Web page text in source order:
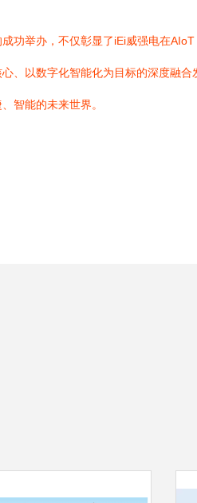
功举办，不仅彰显了iEi威强电在
、以数字化智能化为目标的深度融
智能的未来世界。